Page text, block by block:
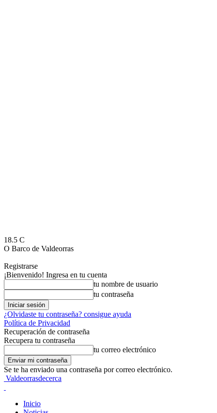
18.5 C
O Barco de Valdeorras
Registrarse
¡Bienvenido! Ingresa en tu cuenta
tu nombre de usuario
tu contraseña
¿Olvidaste tu contraseña? consigue ayuda
Política de Privacidad
Recuperación de contraseña
Recupera tu contraseña
tu correo electrónico
Se te ha enviado una contraseña por correo electrónico.
Valdeorrasdecerca
Inicio